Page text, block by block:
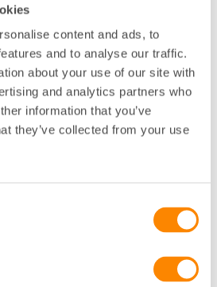
content and ads, to
and to analyse our traffic.
about your use of our site with
and analytics partners who
information that you’ve
they’ve collected from your use
skattedelegation (NSD).